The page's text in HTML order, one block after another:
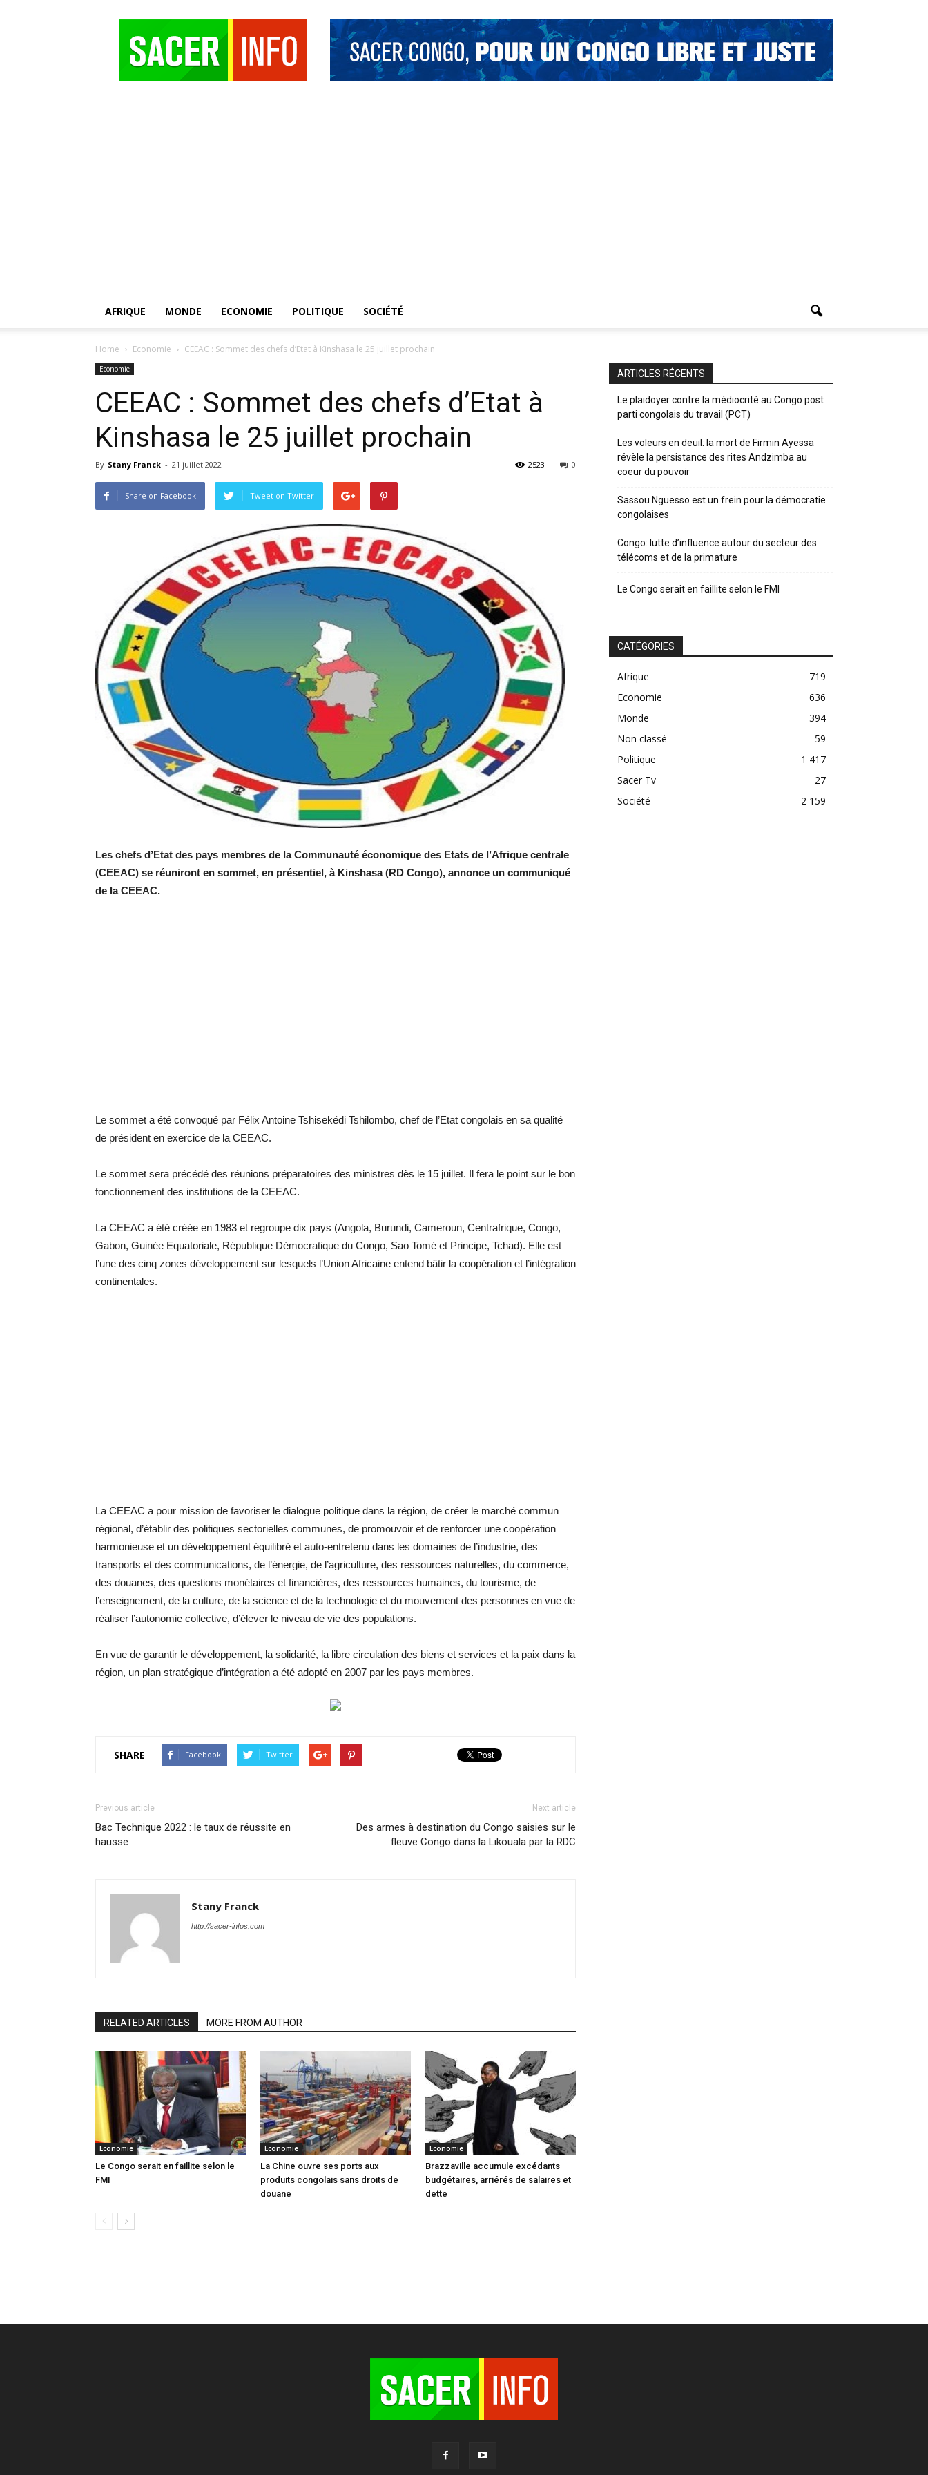
AFRIQUE MONDE ECONOMIE POLITIQUE SOCIÉTÉ
Home Economie CEEAC : Sommet des chefs d’Etat à Kinshasa le 25 juillet prochain
Economie
CEEAC : Sommet des chefs d’Etat à
Kinshasa le 25 juillet prochain
By Stany Franck - 21 juillet 2022 0
2523
Share on Facebook Tweet on Twitter
Les chefs d’Etat des pays membres de la Communauté économique des Etats de l’Afrique centrale
(CEEAC) se réuniront en sommet, en présentiel, à Kinshasa (RD Congo), annonce un communiqué
de la CEEAC.
Le sommet a été convoqué par Félix Antoine Tshisekédi Tshilombo, chef de l’Etat congolais en sa qualité
de président en exercice de la CEEAC.
Le sommet sera précédé des réunions préparatoires des ministres dès le 15 juillet. Il fera le point sur le bon
fonctionnement des institutions de la CEEAC.
La CEEAC a été créée en 1983 et regroupe dix pays (Angola, Burundi, Cameroun, Centrafrique, Congo,
Gabon, Guinée Equatoriale, République Démocratique du Congo, Sao Tomé et Principe, Tchad). Elle est
l’une des cinq zones développement sur lesquels l’Union Africaine entend bâtir la coopération et l’intégration
continentales.
La CEEAC a pour mission de favoriser le dialogue politique dans la région, de créer le marché commun
régional, d’établir des politiques sectorielles communes, de promouvoir et de renforcer une coopération
harmonieuse et un développement équilibré et auto-entretenu dans les domaines de l’industrie, des
transports et des communications, de l’énergie, de l’agriculture, des ressources naturelles, du commerce,
des douanes, des questions monétaires et financières, des ressources humaines, du tourisme, de
l’enseignement, de la culture, de la science et de la technologie et du mouvement des personnes en vue de
réaliser l’autonomie collective, d’élever le niveau de vie des populations.
En vue de garantir le développement, la solidarité, la libre circulation des biens et services et la paix dans la
région, un plan stratégique d’intégration a été adopté en 2007 par les pays membres.
SHARE Facebook Twitter
Previous article
Bac Technique 2022 : le taux de réussite en
hausse
Next article
Des armes à destination du Congo saisies sur le
fleuve Congo dans la Likouala par la RDC
Stany Franck
http://sacer-infos.com
RELATED ARTICLES MORE FROM AUTHOR
Economie
Le Congo serait en faillite selon le
FMI
Economie
La Chine ouvre ses ports aux
produits congolais sans droits de
douane
Economie
Brazzaville accumule excédants
budgétaires, arriérés de salaires et
dette
ARTICLES RÉCENTS
Le plaidoyer contre la médiocrité au Congo post
parti congolais du travail (PCT)
Les voleurs en deuil: la mort de Firmin Ayessa
révèle la persistance des rites Andzimba au
coeur du pouvoir
Sassou Nguesso est un frein pour la démocratie
congolaises
Congo: lutte d’influence autour du secteur des
télécoms et de la primature
Le Congo serait en faillite selon le FMI
CATÉGORIES
Afrique
719
Economie
636
Monde
394
Non classé
59
Politique
1 417
Sacer Tv
27
Société
2 159